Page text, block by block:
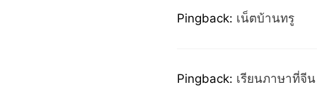
Pingback: เน็ตบ้านทรู
Pingback: เรียนภาษาที่จีน